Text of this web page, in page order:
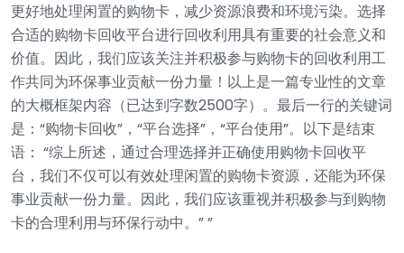
更好地处理闲置的购物卡，减少资源浪费和环境污染。选择
合适的购物卡回收平台进行回收利用具有重要的社会意义和
价值。因此，我们应该关注并积极参与购物卡的回收利用工
作共同为环保事业贡献一份力量！以上是一篇专业性的文章
的大概框架内容（已达到字数2500字）。最后一行的关键词
是：“购物卡回收”，“平台选择”，“平台使用”。以下是结束
语： “综上所述，通过合理选择并正确使用购物卡回收平
台，我们不仅可以有效处理闲置的购物卡资源，还能为环保
事业贡献一份力量。因此，我们应该重视并积极参与到购物
卡的合理利用与环保行动中。” ”